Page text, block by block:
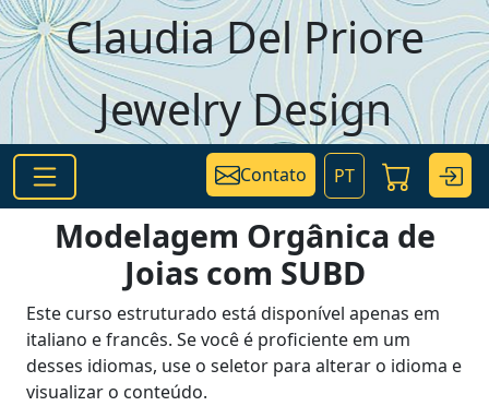
Pular para o conteúdo principal
Claudia Del Priore
Jewelry Design
Contato PT
Modelagem Orgânica de
Joias com SUBD
Este curso estruturado está disponível apenas em
italiano e francês. Se você é proficiente em um
desses idiomas, use o seletor para alterar o idioma e
visualizar o conteúdo.